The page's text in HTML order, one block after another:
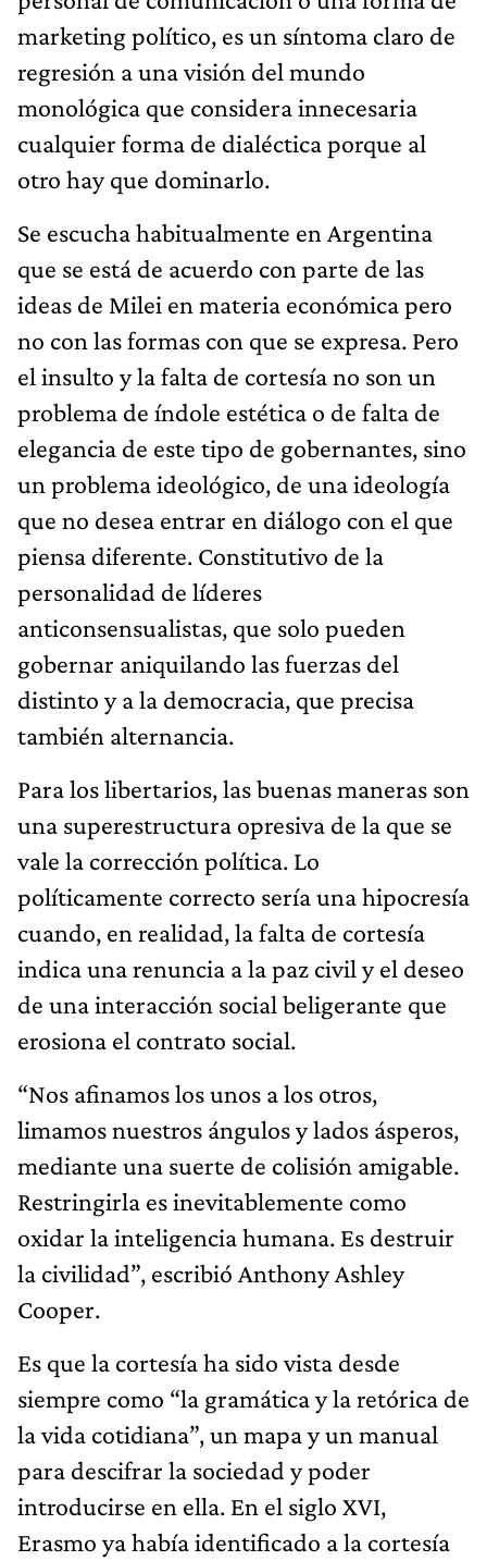
marketing político, es un síntoma claro de
regresión a una visión del mundo
monológica que considera innecesaria
cualquier forma de dialéctica porque al
otro hay que dominarlo.
Se escucha habitualmente en Argentina
que se está de acuerdo con parte de las
ideas de Milei en materia económica pero
no con las formas con que se expresa. Pero
el insulto y la falta de cortesía no son un
problema de índole estética o de falta de
elegancia de este tipo de gobernantes, sino
un problema ideológico, de una ideología
que no desea entrar en diálogo con el que
piensa diferente. Constitutivo de la
personalidad de líderes
anticonsensualistas, que solo pueden
gobernar aniquilando las fuerzas del
distinto y a la democracia, que precisa
también alternancia.
Para los libertarios, las buenas maneras son
una superestructura opresiva de la que se
vale la corrección política. Lo
políticamente correcto sería una hipocresía
cuando, en realidad, la falta de cortesía
indica una renuncia a la paz civil y el deseo
de una interacción social beligerante que
erosiona el contrato social.
“Nos afinamos los unos a los otros,
limamos nuestros ángulos y lados ásperos,
mediante una suerte de colisión amigable.
Restringirla es inevitablemente como
oxidar la inteligencia humana. Es destruir
la civilidad”, escribió Anthony Ashley
Cooper.
Es que la cortesía ha sido vista desde
siempre como “la gramática y la retórica de
la vida cotidiana”, un mapa y un manual
para descifrar la sociedad y poder
introducirse en ella. En el siglo XVI,
Erasmo ya había identificado a la cortesía